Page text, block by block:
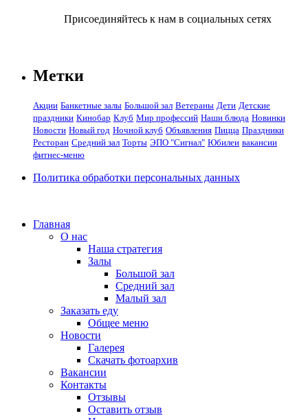
Присоединяйтесь к нам в социальных сетях
Метки
Акции Банкетные залы Большой зал Ветераны Дети Детские
праздники Кинобар Клуб Мир профессий Наши блюда Новинки
Новости Новый год Ночной клуб Объявления Пицца Праздники
Ресторан Средний зал Торты ЭПО "Сигнал" Юбилеи вакансии
фитнес-меню
Политика обработки персональных данных
Главная
О нас
Наша стратегия
Залы
Большой зал
Средний зал
Малый зал
Заказать еду
Общее меню
Новости
Галерея
Скачать фотоархив
Вакансии
Контакты
Отзывы
Оставить отзыв